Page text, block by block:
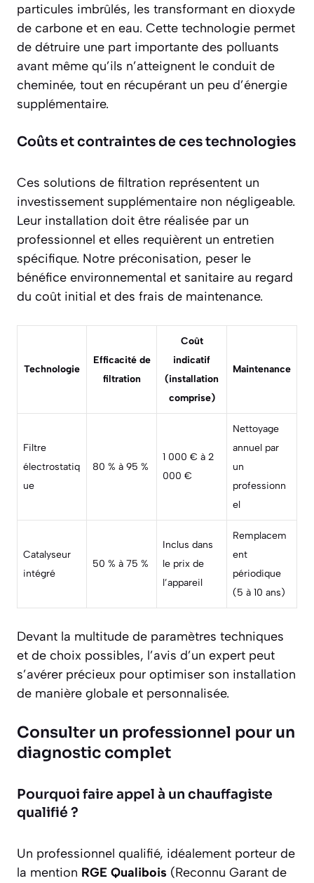
particules imbrûlés, les transformant en dioxyde
de carbone et en eau. Cette technologie permet
de détruire une part importante des polluants
avant même qu’ils n’atteignent le conduit de
cheminée, tout en récupérant un peu d’énergie
supplémentaire.
Coûts et contraintes de ces technologies
Ces solutions de filtration représentent un
investissement supplémentaire non négligeable.
Leur installation doit être réalisée par un
professionnel et elles requièrent un entretien
spécifique. Notre préconisation, peser le
bénéfice environnemental et sanitaire au regard
du coût initial et des frais de maintenance.
Technologie
Efficacité de
filtration
Coût
indicatif
(installation
comprise)
Maintenance
Filtre
électrostatiq
ue
80 % à 95 %
1 000 € à 2
000 €
Nettoyage
annuel par
un
professionn
el
Catalyseur
intégré
50 % à 75 %
Inclus dans
le prix de
l’appareil
Remplacem
ent
périodique
(5 à 10 ans)
Devant la multitude de paramètres techniques
et de choix possibles, l’avis d’un expert peut
s’avérer précieux pour optimiser son installation
de manière globale et personnalisée.
Consulter un professionnel pour un
diagnostic complet
Pourquoi faire appel à un chauffagiste
qualifié ?
Un professionnel qualifié, idéalement porteur de
la mention RGE Qualibois (Reconnu Garant de